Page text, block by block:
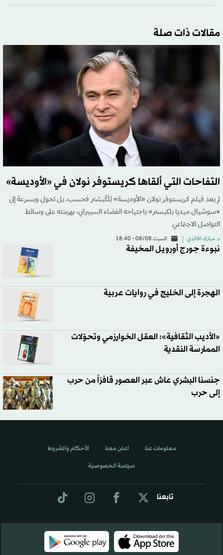
مقالات ذات صلة
التفاحات التي ألقاها كريستوفر نولان في «الأوديسة»
لم يعد فيلم كريستوفر نولان «الأوديسة» بْلَكْبسْتر فحسب، بل تحول وبسرعة إلى
«سوشيال ميديا بلكبستر» باجتياحه الفضاء السيبراني، بهيمنته على وسائط
التواصل الاجتماعي
د. مبارك الخالدي السبت 08/08 - 18:40
نبوءة جورج أورويل المخيفة
الهجرة إلى الخليج في روايات عربية
«الأديب الثقافية»: العقل الخوارزمي وتحوّلات
الممارسة النقدية
جنسنا البشري عاش عبر العصور قافزاً من حرب
إلى حرب
تابعنا
معلومات عنا اعلن معنا الأحكام والشروط
سياسة الخصوصية